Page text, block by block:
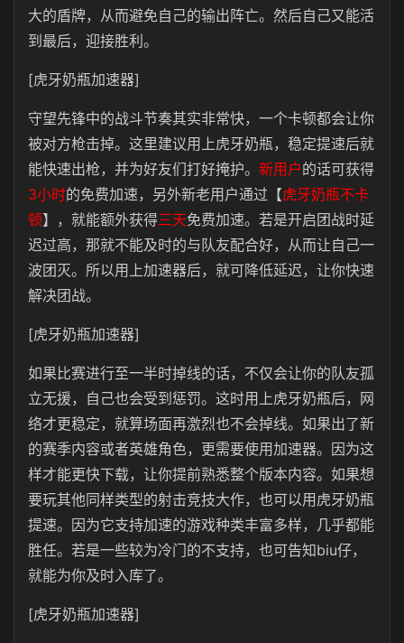
大的盾牌，从而避免自己的输出阵亡。然后自己又能活
到最后，迎接胜利。
[虎牙奶瓶加速器]
守望先锋中的战斗节奏其实非常快，一个卡顿都会让你
被对方枪击掉。这里建议用上虎牙奶瓶，稳定提速后就
能快速出枪，并为好友们打好掩护。 新用户的话可获得
3小时的免费加速，另外新老用户通过【虎牙奶瓶不卡
顿】，就能额外获得三天免费加速。若是开启团战时延
迟过高，那就不能及时的与队友配合好，从而让自己一
波团灭。所以用上加速器后，就可降低延迟，让你快速
解决团战。
[虎牙奶瓶加速器]
如果比赛进行至一半时掉线的话，不仅会让你的队友孤
立无援，自己也会受到惩罚。这时用上虎牙奶瓶后，网
络才更稳定，就算场面再激烈也不会掉线。如果出了新
的赛季内容或者英雄角色，更需要使用加速器。因为这
样才能更快下载，让你提前熟悉整个版本内容。如果想
要玩其他同样类型的射击竞技大作，也可以用虎牙奶瓶
提速。因为它支持加速的游戏种类丰富多样，几乎都能
胜任。若是一些较为冷门的不支持，也可告知biu仔，
就能为你及时入库了。
[虎牙奶瓶加速器]